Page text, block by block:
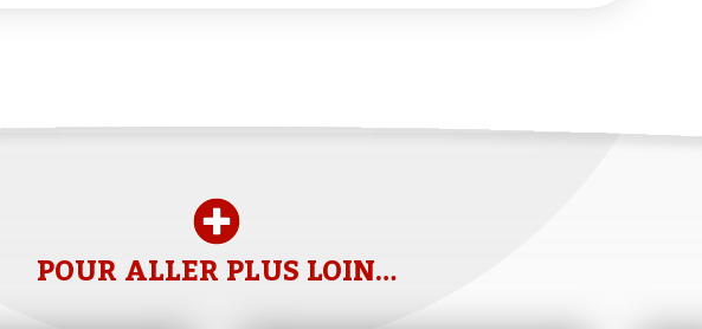
POUR ALLER PLUS LOIN…